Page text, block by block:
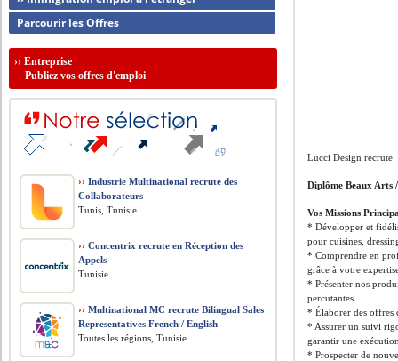
Lucci Design recrute
Diplôme Beaux Arts
Vos Missions
* Développer et
pour cuisines,
* Comprendre en
grâce à votre
* Présenter nos
percutantes.
* Élaborer des offres
* Assurer un suivi
garantir une
* Prospecter de
Parcourir les Offres
››Entreprise
Publiez vos offres d'emploi
›› Industrie Multinational recrute des
Collaborateurs
Tunis, Tunisie
›› Concentrix recrute en Réception des
Appels
Tunisie
›› Multinational MC recrute Bilingual Sales
Representatives French / English
Toutes les régions, Tunisie